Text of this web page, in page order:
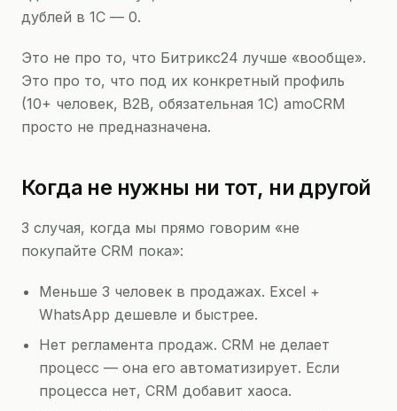
дублей в 1С — 0.
Это не про то, что Битрикс24 лучше «вообще».
Это про то, что под их конкретный профиль
(10+ человек, B2B, обязательная 1С) amoCRM
просто не предназначена.
Когда не нужны ни тот, ни другой
3 случая, когда мы прямо говорим «не
покупайте CRM пока»:
Меньше 3 человек в продажах. Excel +
WhatsApp дешевле и быстрее.
Нет регламента продаж. CRM не делает
процесс — она его автоматизирует. Если
процесса нет, CRM добавит хаоса.